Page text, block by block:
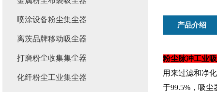
产品介绍
粉尘脉冲工业
用来过滤和净
于99.5%，吸
喷涂设备粉尘集尘器
离茨品牌移动吸尘器
打磨粉尘收集集尘器
化纤粉尘工业集尘器